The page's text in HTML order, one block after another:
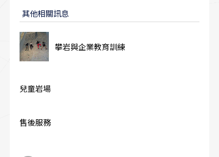
其他相關訊息
攀岩與企業教育訓練
兒童岩場
售後服務